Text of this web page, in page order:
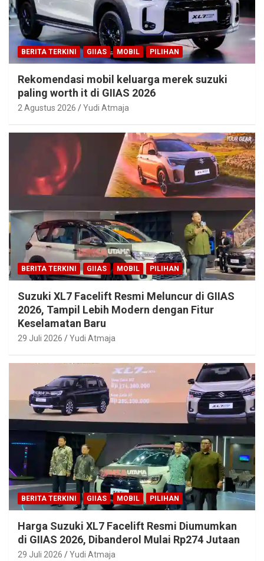
BERITA TERKINI GIIAS MOBIL PILIHAN
Rekomendasi mobil keluarga merek suzuki
paling worth it di GIIAS 2026
2 Agustus 2026 Yudi Atmaja
BERITA TERKINI GIIAS MOBIL PILIHAN
Suzuki XL7 Facelift Resmi Meluncur di GIIAS
2026, Tampil Lebih Modern dengan Fitur
Keselamatan Baru
29 Juli 2026 Yudi Atmaja
BERITA TERKINI GIIAS MOBIL PILIHAN
Harga Suzuki XL7 Facelift Resmi Diumumkan
di GIIAS 2026, Dibanderol Mulai Rp274 Jutaan
29 Juli 2026 Yudi Atmaja